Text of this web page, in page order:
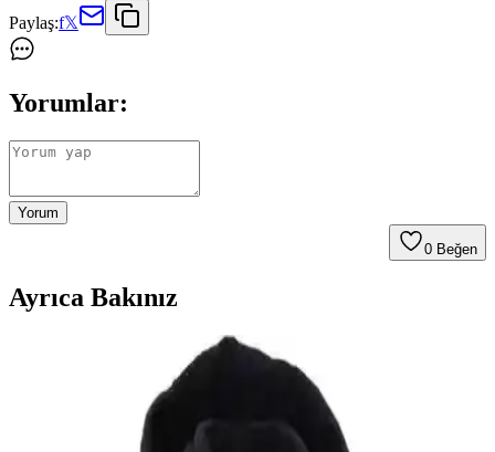
Paylaş:f𝕏
Yorumlar:
Yorum
0 Beğen
Ayrıca Bakınız
Helen Goods Erkek Mont Seçenekleri: Şıklık ve
Fonksiyonellik Bir Arada
Helen Goods erkek montları, su ve rüzgar geçirmez özellikleriyle